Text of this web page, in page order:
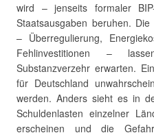
wird – jenseits formaler
Staatsausgaben beruhen.
– Überregulierung,
Fehlinvestitionen –
Substanzverzehr erwarten.
für Deutschland
werden. Anders sieht es in
Schuldenlasten einzelner
erscheinen und die